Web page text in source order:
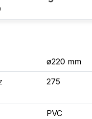
ø220 mm
275
PVC